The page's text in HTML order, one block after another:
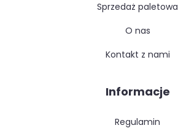
sprzedaż paletowa
o nas
kontakt z nami
Informacje
regulamin